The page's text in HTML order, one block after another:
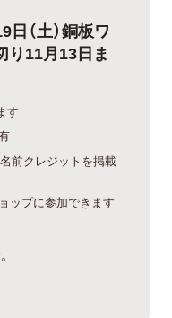
日（土）銅板ワ
り11月13日ま
す
前クレジットを掲載
ップに参加できます